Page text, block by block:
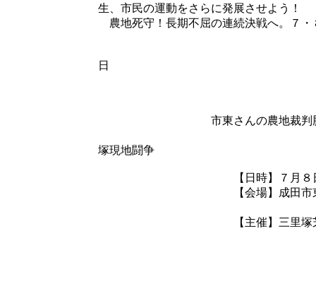
生、市民の運動をさらに発展させよう！
農地死守！長期不屈の連続決戦へ。７
日
市東さんの農地裁判勝利！
塚現地闘争
【日時】７月８日（日）
【会場】成田市東峰 反
【主催】三里塚芝山連